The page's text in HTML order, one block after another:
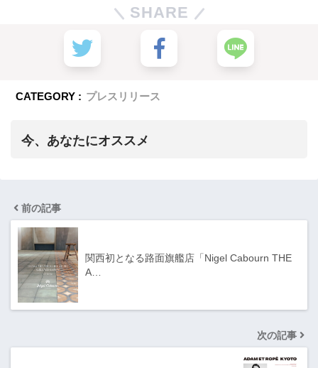
SHARE
CATEGORY : プレスリリース
今、あなたにオススメ
前の記事
関西初となる路面旗艦店「Nigel Cabourn THE
A…
次の記事